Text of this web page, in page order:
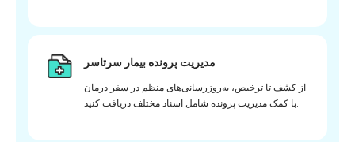
مدیریت پرونده بیمار سرتاسر
از کشف تا ترخیص، به‌روزرسانی‌های منظم در سفر درمان
با کمک مدیریت پرونده شامل اسناد مختلف دریافت کنید.